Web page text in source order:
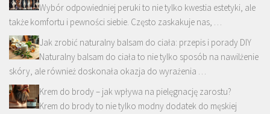
Wybór odpowiedniej peruki to nie tylko kwestia estetyki, ale
także komfortu i pewności siebie. Często zaskakuje nas, …
Jak zrobić naturalny balsam do ciała: przepis i porady DIY
Naturalny balsam do ciała to nie tylko sposób na nawilżenie
skóry, ale również doskonała okazja do wyrażenia …
Krem do brody – jak wpływa na pielęgnację zarostu?
Krem do brody to nie tylko modny dodatek do męskiej